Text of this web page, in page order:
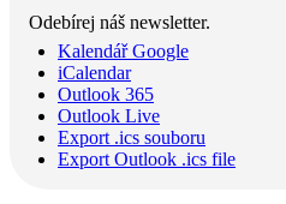
Kalendář Google
iCalendar
Outlook 365
Outlook Live
Export .ics souboru
Export Outlook .ics file
Odebírej náš newsletter.